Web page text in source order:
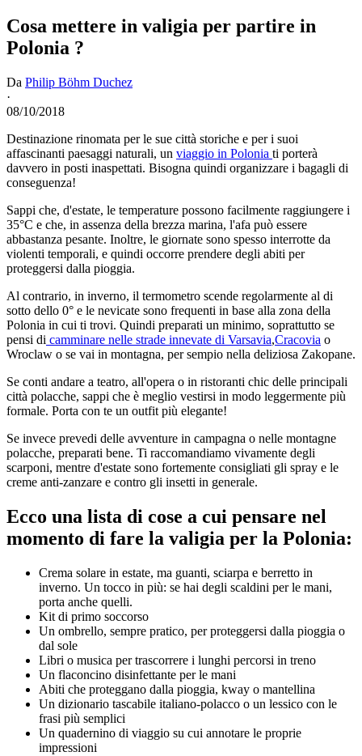
Cosa mettere in valigia per partire in
Polonia ?
Da Philip Böhm Duchez
·
08/10/2018
Destinazione rinomata per le sue città storiche e per i suoi
affascinanti paesaggi naturali, un viaggio in Polonia ti porterà
davvero in posti inaspettati. Bisogna quindi organizzare i bagagli di
conseguenza!
Sappi che, d'estate, le temperature possono facilmente raggiungere i
35°C e che, in assenza della brezza marina, l'afa può essere
abbastanza pesante. Inoltre, le giornate sono spesso interrotte da
violenti temporali, e quindi occorre prendere degli abiti per
proteggersi dalla pioggia.
Al contrario, in inverno, il termometro scende regolarmente al di
sotto dello 0° e le nevicate sono frequenti in base alla zona della
Polonia in cui ti trovi. Quindi preparati un minimo, soprattutto se
pensi di camminare nelle strade innevate di Varsavia,Cracovia o
Wroclaw o se vai in montagna, per sempio nella deliziosa Zakopane.
Se conti andare a teatro, all'opera o in ristoranti chic delle principali
città polacche, sappi che è meglio vestirsi in modo leggermente più
formale. Porta con te un outfit più elegante!
Se invece prevedi delle avventure in campagna o nelle montagne
polacche, preparati bene. Ti raccomandiamo vivamente degli
scarponi, mentre d'estate sono fortemente consigliati gli spray e le
creme anti-zanzare e contro gli insetti in generale.
Ecco una lista di cose a cui pensare nel
momento di fare la valigia per la Polonia:
Crema solare in estate, ma guanti, sciarpa e berretto in
inverno. Un tocco in più: se hai degli scaldini per le mani,
porta anche quelli.
Kit di primo soccorso
Un ombrello, sempre pratico, per proteggersi dalla pioggia o
dal sole
Libri o musica per trascorrere i lunghi percorsi in treno
Un flaconcino disinfettante per le mani
Abiti che proteggano dalla pioggia, kway o mantellina
Un dizionario tascabile italiano-polacco o un lessico con le
frasi più semplici
Un quadernino di viaggio su cui annotare le proprie
impressioni